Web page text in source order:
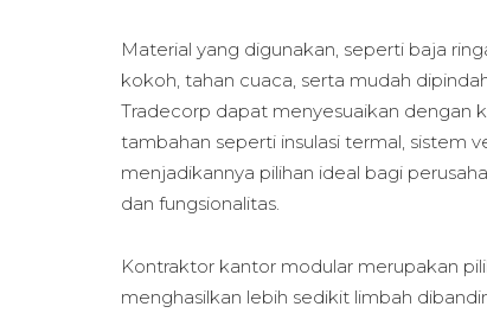
Material yang digunakan, seperti baja
kokoh, tahan cuaca, serta mudah
Tradecorp dapat menyesuaikan dengan
tambahan seperti insulasi termal, sistem
menjadikannya pilihan ideal bagi
dan fungsionalitas.
Kontraktor kantor modular merupakan
menghasilkan lebih sedikit limbah